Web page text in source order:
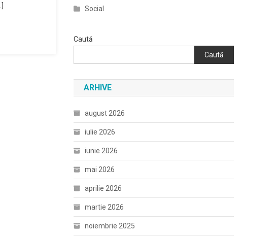
Social
Caută
Caută
ARHIVE
august 2026
iulie 2026
iunie 2026
mai 2026
aprilie 2026
martie 2026
noiembrie 2025